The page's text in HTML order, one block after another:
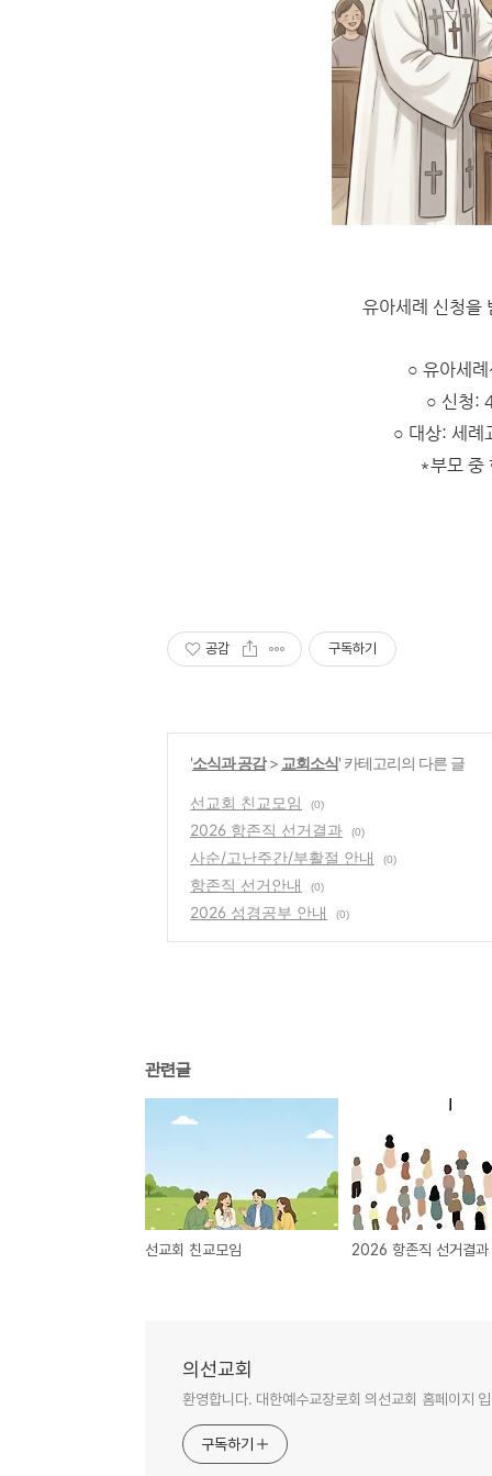
유아세례 신청을
○ 유아세
○ 신청:
○ 대상: 세례
*부모 중
공감 구독하기
'소식과 공감> 교회소식' 카테고리의 다른 글
선교회 친교모임 (0)
2026 항존직 선거결과 (0)
사순/고난주간/부활절 안내 (0)
항존직 선거안내 (0)
2026 성경공부 안내 (0)
관련글
선교회 친교모임 2026 항존직 선거결과
의선교회
환영합니다. 대한예수교장로회 의선교회 홈페이지
구독하기